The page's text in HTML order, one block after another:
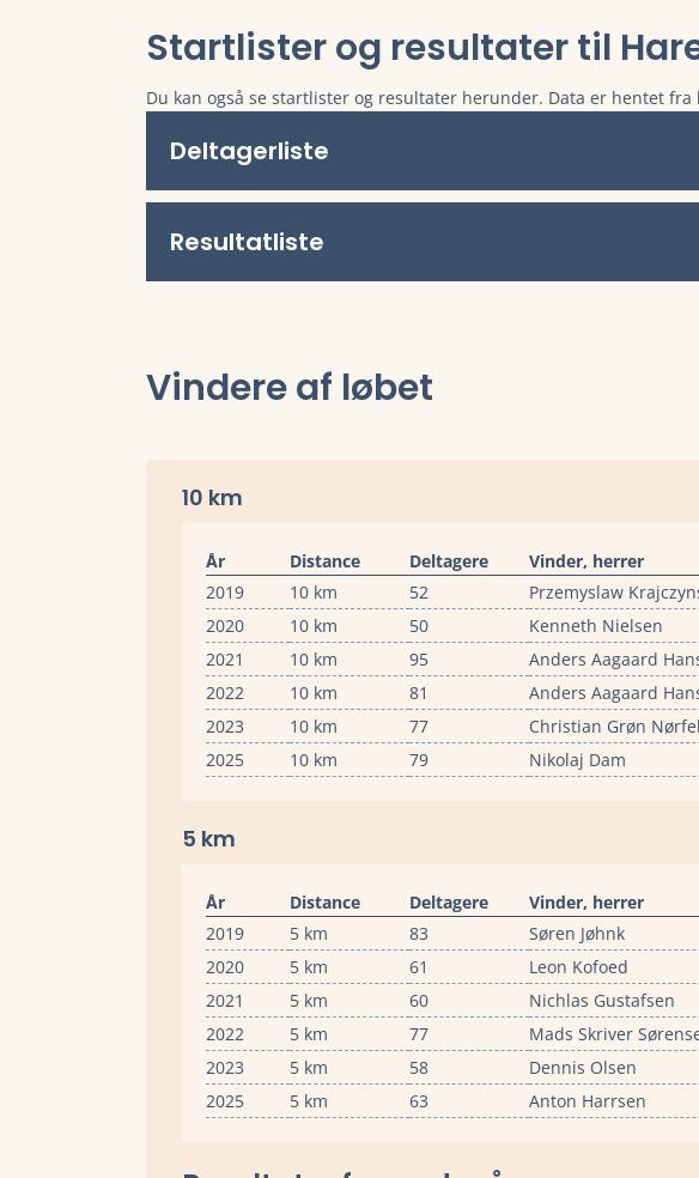
Startlister og resultater til
Du kan også se startlister og resultater herunder. Data er hentet fra
Deltagerliste
Resultatliste
Vindere af løbet
10 km
År Distance Deltagere Vinder, herrer
2019
10 km 52 Przemyslaw
2020
10 km 50 Kenneth Nielsen
2021
10 km 95 Anders Aagaard
2022
10 km 81 Anders Aagaard
2023
10 km 77 Christian Grøn
2025
10 km 79 Nikolaj Dam
5 km
År Distance Deltagere Vinder, herrer
2019
5 km 83 Søren Jøhnk
2020
5 km 61 Leon Kofoed
2021
5 km 60 Nichlas Gustafsen
2022
5 km 77 Mads Skriver
2023
5 km 58 Dennis Olsen
2025
5 km 63 Anton Harrsen